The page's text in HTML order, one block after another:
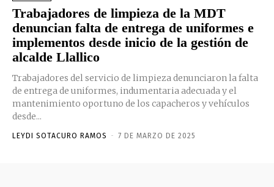
Trabajadores de limpieza de la MDT
denuncian falta de entrega de uniformes e
implementos desde inicio de la gestión de
alcalde Llallico
Trabajadores del servicio de limpieza denunciaron la falta
de entrega de uniformes, indumentaria adecuada y el
mantenimiento oportuno de los capacheros y vehículos
desde...
LEYDI SOTACURO RAMOS - 7 DE MARZO DE 2025